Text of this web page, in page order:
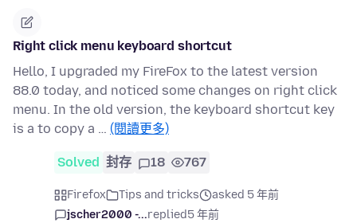
Right click menu keyboard shortcut
Hello, I upgraded my FireFox to the latest version
88.0 today, and noticed some changes on right click
menu. In the old version, the keyboard shortcut key
is a to copy a … (閱讀更多)
Solved 封存 18 767
Firefox Tips and tricks
asked 5 年前
jscher2000 -...replied5 年前